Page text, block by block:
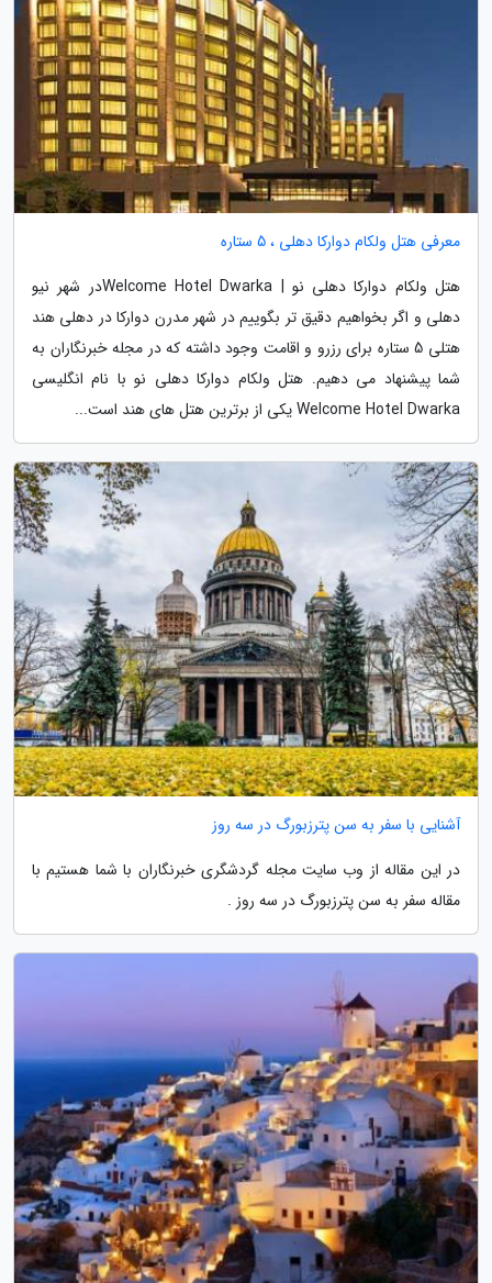
معرفی هتل ولکام دوارکا دهلی ، 5 ستاره
هتل ولکام دوارکا دهلی نو | Welcome Hotel Dwarkaدر شهر نیو
دهلی و اگر بخواهیم دقیق تر بگوییم در شهر مدرن دوارکا در دهلی هند
هتلی 5 ستاره برای رزرو و اقامت وجود داشته که در مجله خبرنگاران به
شما پیشنهاد می دهیم. هتل ولکام دوارکا دهلی نو با نام انگلیسی
Welcome Hotel Dwarka یکی از برترین هتل های هند است...
آشنایی با سفر به سن پترزبورگ در سه روز
در این مقاله از وب سایت مجله گردشگری خبرنگاران با شما هستیم با
مقاله سفر به سن پترزبورگ در سه روز .